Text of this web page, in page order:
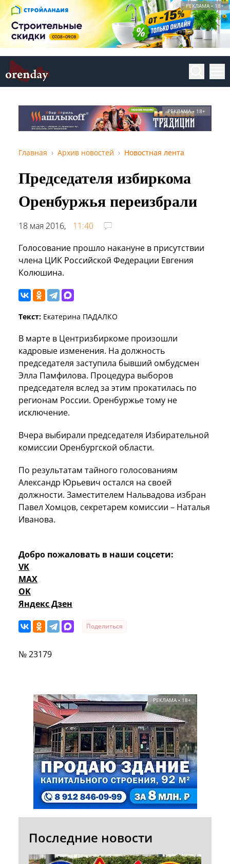
РЕКЛАМА • 18+
РЕКЛАМА • 18+
Главная Архив новостей Новостная лента
Председателя избиркома
Оренбуржья переизбрали
18 мая 2016,
11:40
Голосование прошло накануне в присутствии
члена ЦИК Российской Федерации Евгения
Колюшина.
Текст: Екатерина ПАДАЛКО
В марте в Центризбиркоме произошли
кадровые изменения. На должность
председателя заступила бывший омбудсмен
Элла Памфилова. Процедура выборов
председателя вслед за этим прокатилась по
регионам России. Оренбуржье тому не
исключение.
Вчера выбирали председателя Избирательной
комиссии Оренбургской области.
По результатам тайного голосованиям
Александр Юрьевич остался на своей
должности. Заместителем Нальвадова избран
Павел Хомцов, секретарем комиссии – Наталья
Иванова.
Добро пожаловать в наши соцсети:
VK
MAX
OK
Яндекс Дзен
Поделиться
№ 23179
РЕКЛАМА • 18+
Последние новости